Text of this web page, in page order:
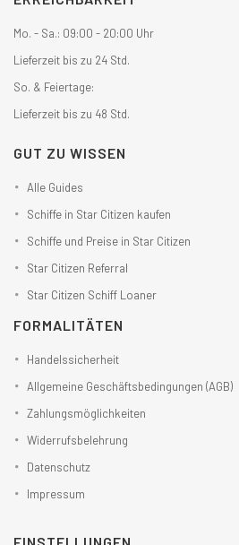
Mo. - Sa.: 09:00 - 20:00 Uhr
Lieferzeit bis zu 24 Std.
So. & Feiertage:
Lieferzeit bis zu 48 Std.
GUT ZU WISSEN
Alle Guides
Schiffe in Star Citizen kaufen
Schiffe und Preise in Star Citizen
Star Citizen Referral
Star Citizen Schiff Loaner
FORMALITÄTEN
Handelssicherheit
Allgemeine Geschäftsbedingungen (AGB)
Zahlungsmöglichkeiten
Widerrufsbelehrung
Datenschutz
Impressum
EINSTELLUNGEN